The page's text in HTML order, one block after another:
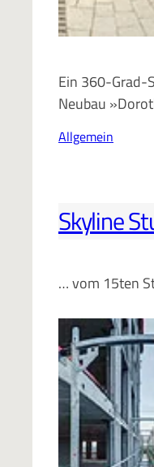
Ein 360-Grad-
Neubau
Allgemein
Skyline
… vom 15ten